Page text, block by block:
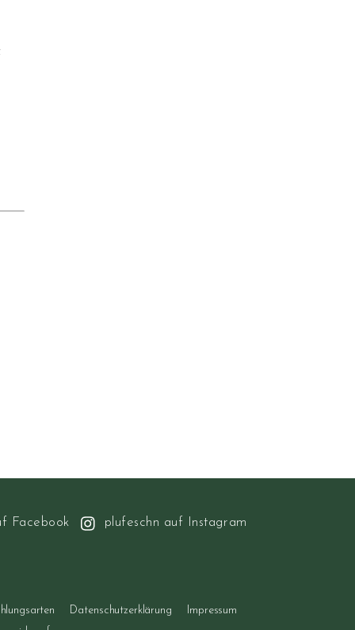
Facebook plufeschn auf Instagram
Datenschutzerklärung
Impressum